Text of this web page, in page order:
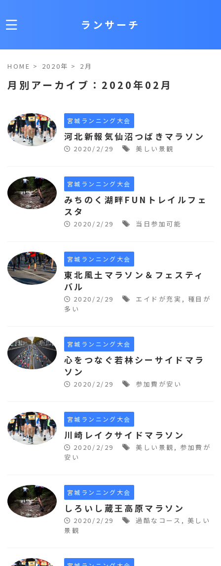
ランサーチ
HOME > 2020年 > 2月
月別アーカイブ：2020年02月
宮城ランニング大会
河北新報気仙沼つばきマラソン
2020/2/29 美しい景観
宮城ランニング大会
みちのく湖畔FUNトレイルフェ
スタ
2020/2/29 当日参加可能
宮城ランニング大会
東北風土マラソン＆フェスティ
バル
2020/2/29 エイドが充実 , 種目が
多い
宮城ランニング大会
心をつなぐ若林シーサイドマラ
ソン
2020/2/29 参加費が安い
宮城ランニング大会
川崎レイクサイドマラソン
2020/2/29 美しい景観 , 参加費が
安い
宮城ランニング大会
しろいし蔵王高原マラソン
2020/2/29 過酷なコース , 美しい
景観